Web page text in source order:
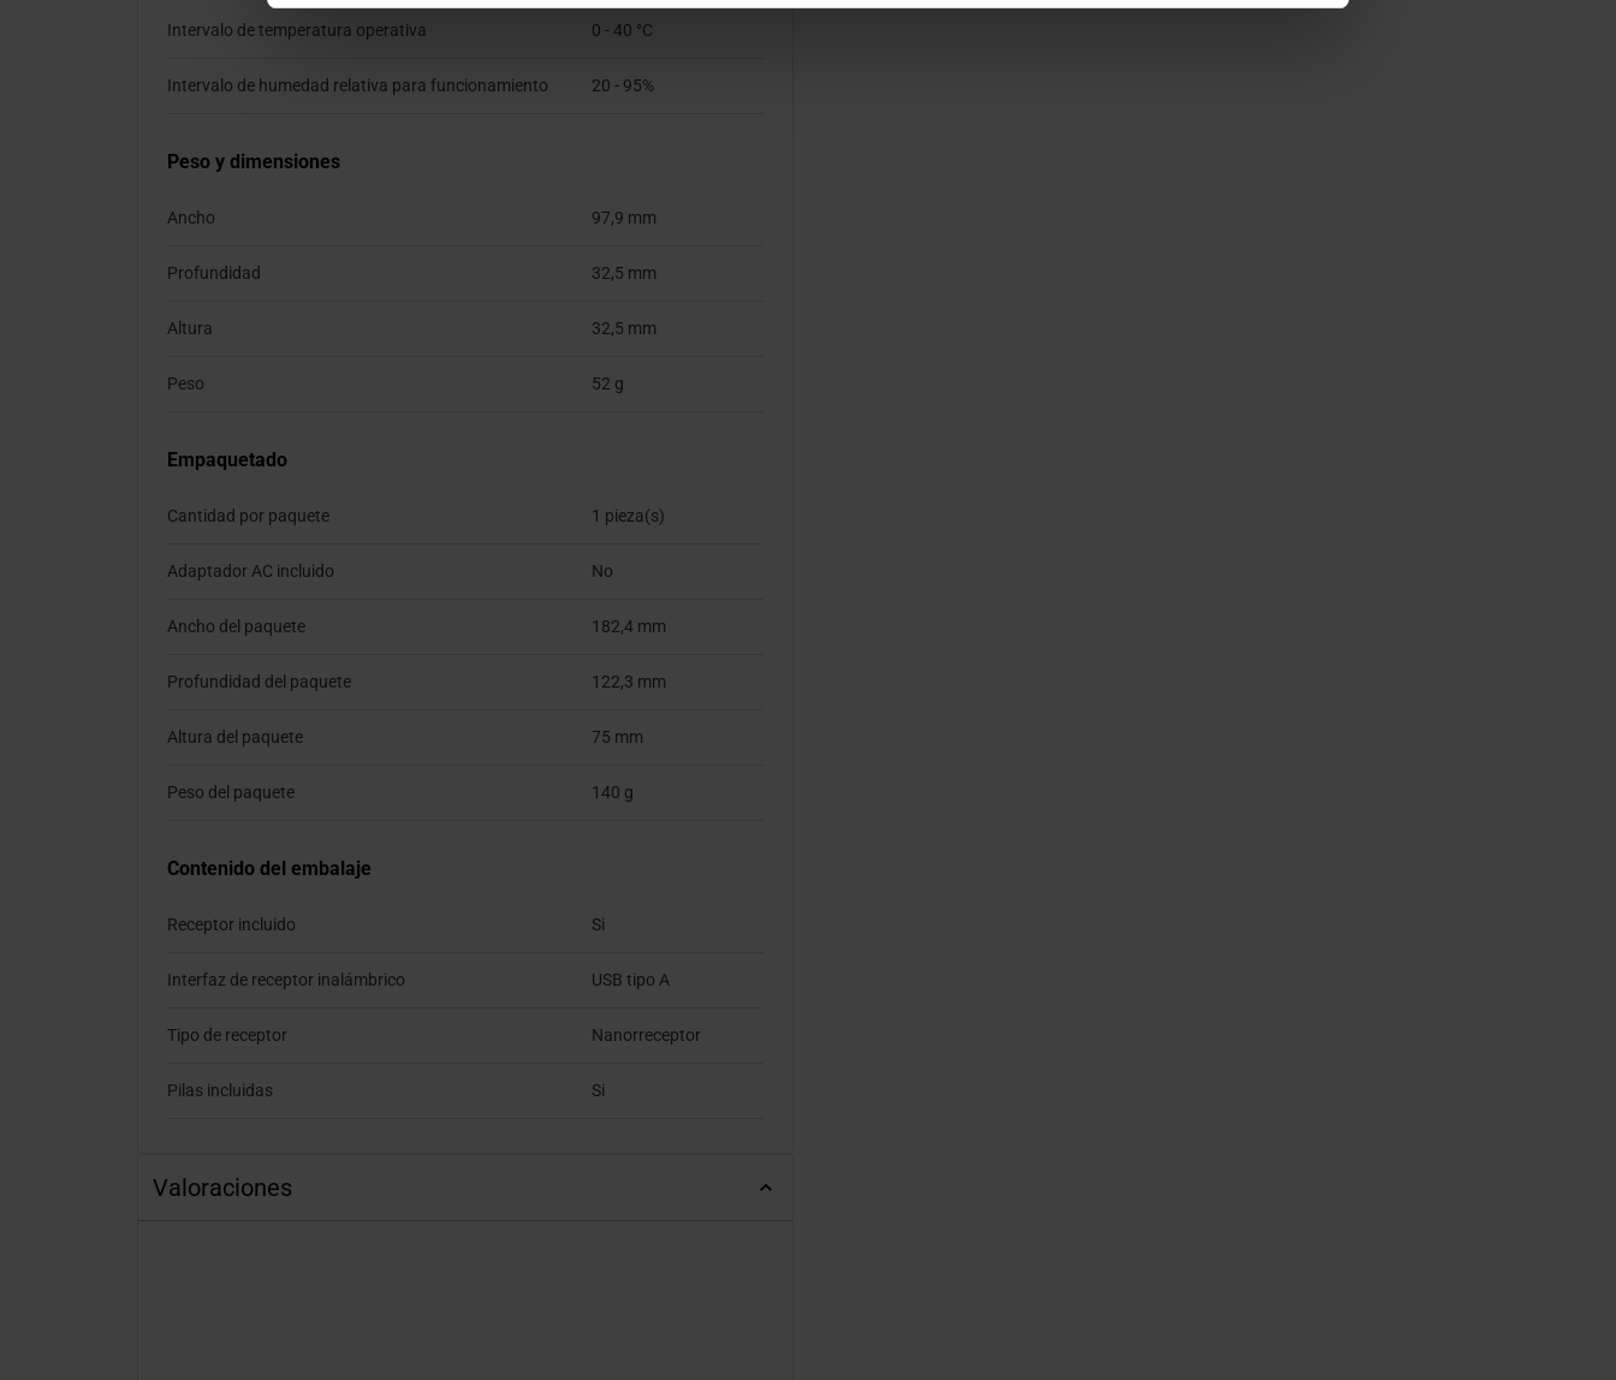
Intervalo de temperatura operativa 0 - 40 °C
Intervalo de humedad relativa para funcionamiento 20 - 95%
Peso y dimensiones
Ancho 97,9 mm
Profundidad 32,5 mm
Altura 32,5 mm
Peso 52 g
Empaquetado
Cantidad por paquete 1 pieza(s)
Adaptador AC incluido No
Ancho del paquete 182,4 mm
Profundidad del paquete 122,3 mm
Altura del paquete 75 mm
Peso del paquete 140 g
Contenido del embalaje
Receptor incluido Si
Interfaz de receptor inalámbrico USB tipo A
Tipo de receptor Nanorreceptor
Pilas incluidas Si
Valoraciones